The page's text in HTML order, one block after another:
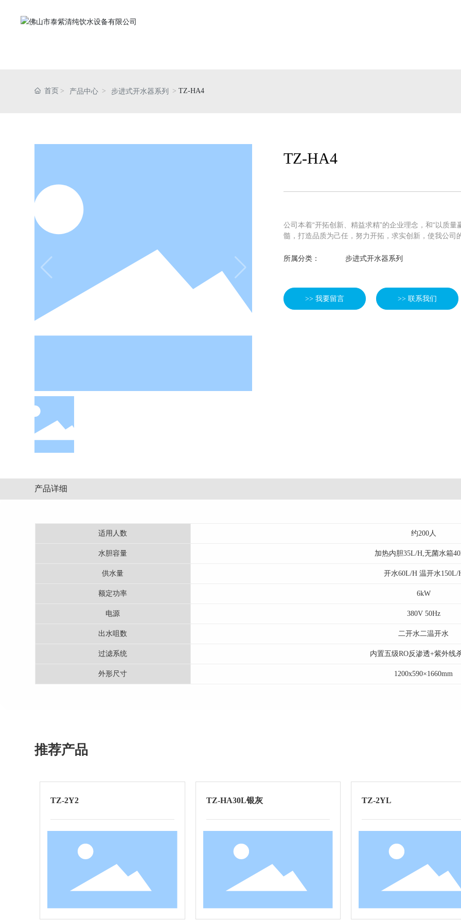
首页 产品中心 步进式开水器系列 TZ-HA4
TZ-HA4
公司本着“开拓创新、精益求精”的企业理念，和“以质
髓，打造品质为己任，努力开拓，求实创新，使我公司
所属分类： 步进式开水器系列
>> 我要留言 >> 联系我们
产品详细
适用人数 约200人
水胆容量 加热内胆35L/H,无菌水箱
供水量 开水60L/H 温开水150L/
额定功率 6kW
电源 380V 50Hz
出水咀数 二开水二温开水
过滤系统 内置五级RO反渗透+紫外线
外形尺寸 1200x590×1660mm
推荐产品
TZ-2Y2 TZ-HA30L银灰 TZ-2YL